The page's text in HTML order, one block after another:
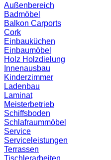
Außenbereich
Badmöbel
Balkon Carports
Cork
Einbauküchen
Einbaumöbel
Holz Holzdielung
Innenausbau
Kinderzimmer
Ladenbau
Laminat
Meisterbetrieb
Schiffsboden
Schlafraummöbel
Service
Serviceleistungen
Terrassen
Tischlerarbeiten